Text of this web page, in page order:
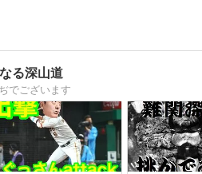
る深山道
でございます